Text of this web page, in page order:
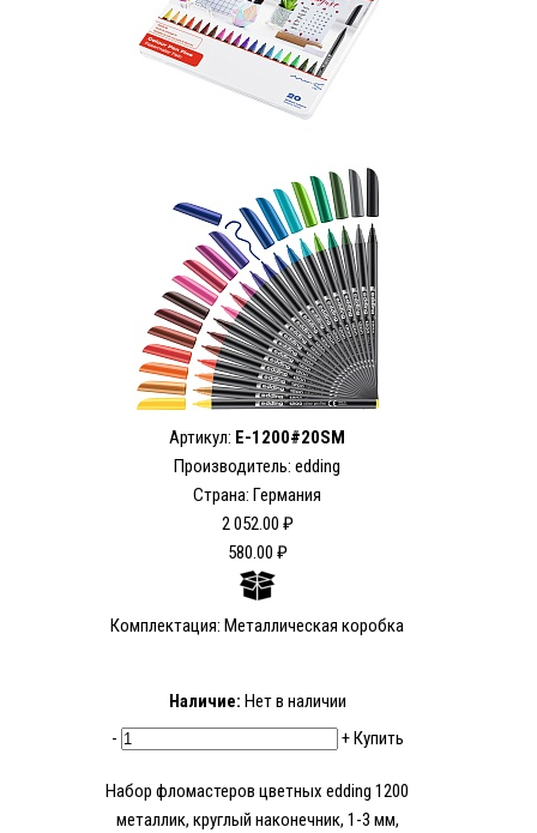
Артикул: E-1200#20SM
Производитель: edding
Страна: Германия
2 052.00 ₽
580.00 ₽
Комплектация: Металлическая коробка
Наличие: Нет в наличии
-
+Купить
Набор фломастеров цветных edding 1200
металлик, круглый наконечник, 1-3 мм,